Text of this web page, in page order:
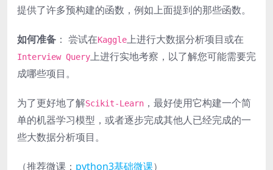
提供了许多预构建的函数，例如上面提到的那些函数。
如何准备 ： 尝试在Kaggle上进行大数据分析项目或在
Interview Query上进行实地考察，以了解您可能需要完
成哪些项目。
为了更好地了解Scikit-Learn ，最好使用它构建一个简
单的机器学习模型，或者逐步完成其他人已经完成的一
些大数据分析项目。
（推荐微课： python3基础微课）